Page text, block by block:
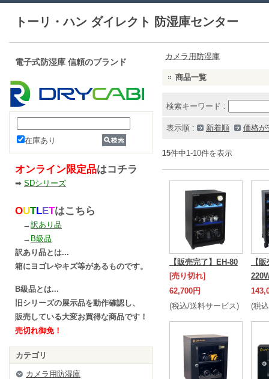
トーリ・ハン ダイレクト 防湿庫センター
電子式防湿庫 信頼のブランド
在庫あり
オンライン限定品はコチラ
➡ SDシリーズ
OUTLETはこちら
→訳あり品
→ B級品
訳あり品とは...
箱にヨゴレやキズ等があるものです。
B級品とは...
旧シリーズの展示品を動作確認し、
販売している大変お買得な商品です！
売切れ御免！
カテゴリ
カメラ用防湿庫
カメラ用防湿庫
商品一覧
検索キーワード :
表示順 : 新着順 価格が
15件中1-10件を表示
【販売完了】EH-80
[売り切れ]
62,700円
(税込/送料サービス)
【
(税